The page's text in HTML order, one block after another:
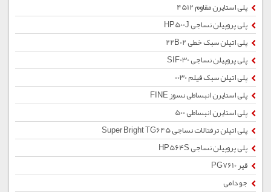
پلی استایرن مقاوم 4512
پلی پروپیلن نساجی HP500J
پلی اتیلن سبک خطی 22B02
پلی پروپیلن نساجی SIF030
پلی اتیلن سبک فیلم 0030
پلی استایرن انبساطی نسوز FINE
پلی استایرن انبساطی 500
پلی اتیلن ترفتالات نساجی Super Bright TG645
پلی پروپیلن نساجی HP564S
قیر PG7610
جو دامی